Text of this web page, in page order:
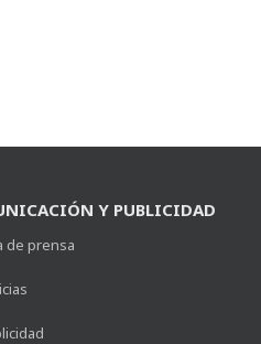
Y PUBLICIDAD
de prensa